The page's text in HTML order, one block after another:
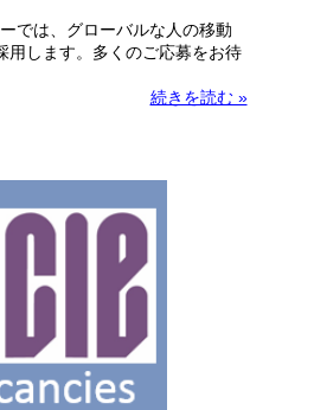
では、グローバルな人の移動
用します。多くのご応募をお待
続きを読む »